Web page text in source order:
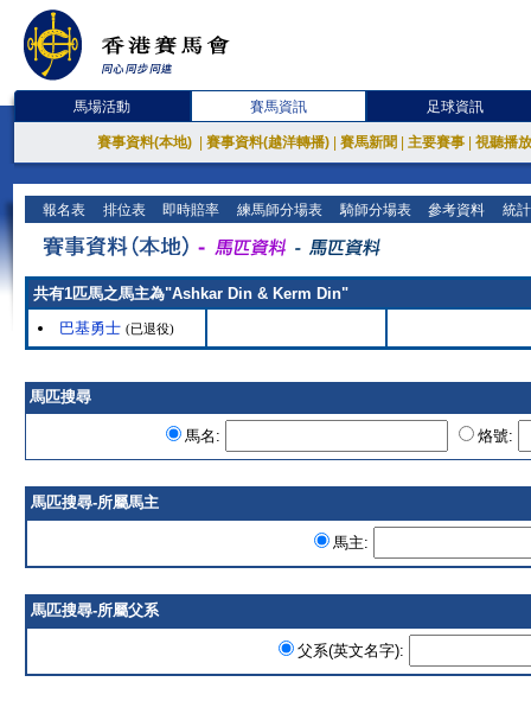
馬場活動 賽馬資訊 足球資訊
賽事資料(本地) 賽事資料(越洋轉播) 賽馬新聞 主要賽事 視聽播
報名表 排位表 即時賠率 練馬師分場表 騎師分場表 參考資料 統
共有1匹馬之馬主為"Ashkar Din & Kerm Din"
巴基勇士 (已退役)
馬匹搜尋
馬名: 烙號:
馬匹搜尋-所屬馬主
馬主:
馬匹搜尋-所屬父系
父系(英文名字):